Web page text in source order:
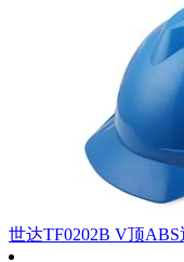
世达TF0202B V顶